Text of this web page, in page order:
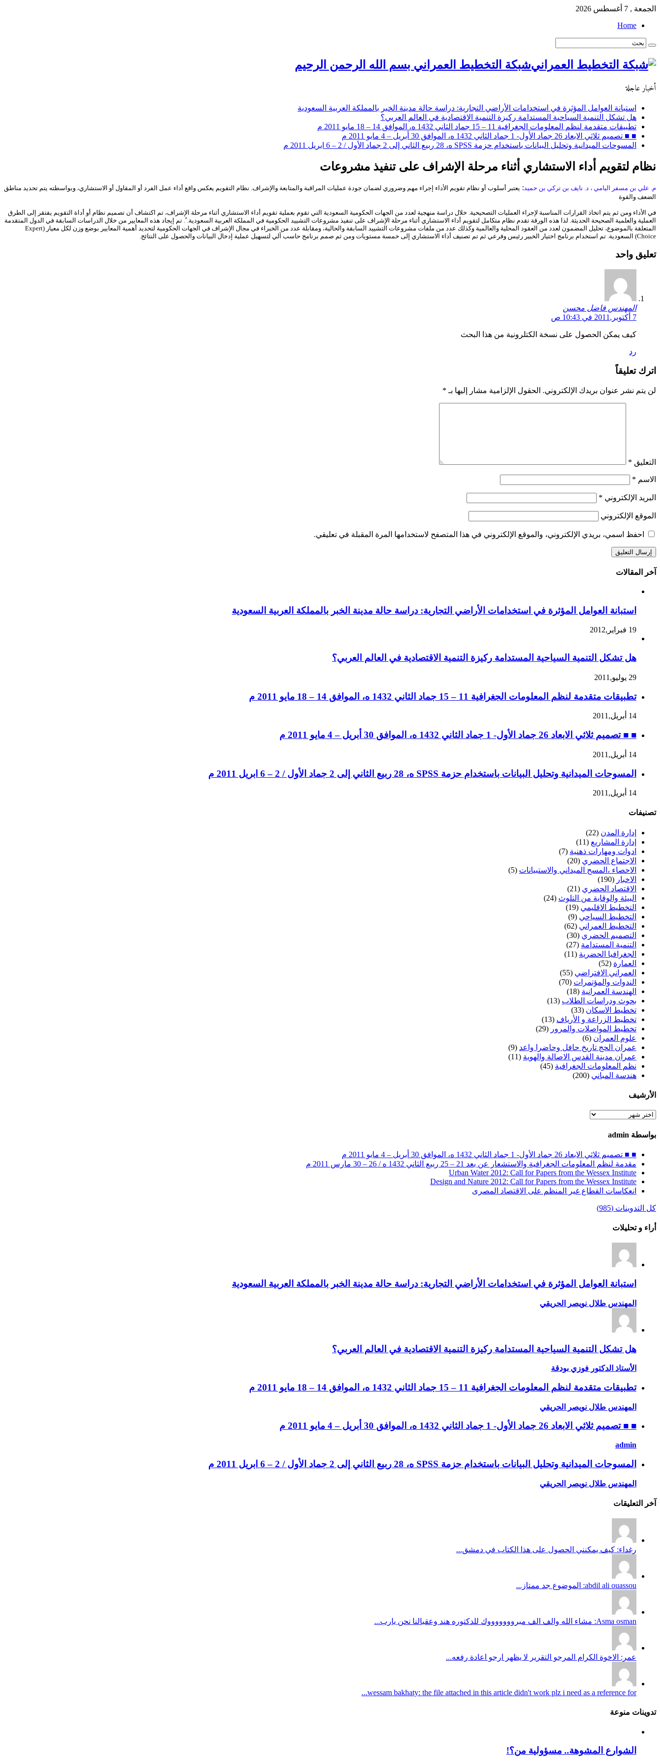
الجمعة , 7 أغسطس 2026
Home
شبكة التخطيط العمراني بسم الله الرحمن الرحيم
أخبار عاجلة
استبانة العوامل المؤثرة في استخدامات الأراضي التجارية: دراسة حالة مدينة الخبر بالمملكة العربية السعودية
هل تشكل التنمية السياحية المستدامة ركيزة التنمية الاقتصادية في العالم العربي؟
تطبيقات متقدمة لنظم المعلومات الجغرافية 11 – 15 جماد الثاني 1432 ه، الموافق 14 – 18 مايو 2011 م
■ ■ تصميم ثلاثي الابعاد 26 جماد الأول- 1 جماد الثاني 1432 ه، الموافق 30 أبريل – 4 مايو 2011 م
المسوحات الميدانية وتحليل البيانات باستخدام حزمة SPSS ه، 28 ربيع الثاني إلى 2 جماد الأول / 2 – 6 ابريل 2011 م
نظام لتقويم أداء الاستشاري أثناء مرحلة الإشراف على تنفيذ مشروعات
م علي بن مسفر اليامي ، د نايف بن تركي بن حميد : يعتبر أسلوب أو نظام تقويم الأداء إجراء مهم وضروري لضمان جودة عمليات المراقبة والمتابعة والإشراف نظام التقويم يعكس واقع أداء عمل الفرد أو المقاول أو الاستشاري، وبواسطته يتم تحديد مناطق
الضعف والقوة
في الأداء ومن ثم يتم اتخاذ القرارات المناسبة لإجراء العمليات التصحيحية خلال دراسة منهجية لعدد من الجهات الحكومية السعودية التي تقوم بعملية تقويم أداء الاستشاري أثناء مرحلة الإشراف، تم اكتشاف أن تصميم نظام أو أداة التقويم يفتقر إلى الطرق
العملية والعلمية الصحيحة الحديثة لذا هذه الورقة تقدم نظام متكامل لتقويم أداء الاستشاري أثناء مرحلة الإشراف على تنفيذ مشروعات التشييد الحكومية في المملكة العربية السعودية . تم إيجاد هذه المعايير من خلال الدراسات السابقة في الدول المتقدمة
المتعلقة بالموضوع، تحليل المضمون لعدد من العقود المحلية والعالمية وكذلك عدد من ملفات مشروعات التشييد السابقة والحالية، ومقابلة عدد من الخبراء في مجال الإشراف في الجهات الحكومية لتحديد أهمية المعايير بوضع وزن لكل معيار
(Expert
Choice) السعودية تم استخدام برنامج اختيار الخبير رئيس وفرعي ثم تم تصنيف أداء الاستشاري إلى خمسة مستويات ومن ثم صمم برنامج حاسب آلي لتسهيل عملية إدخال البيانات والحصول على النتائج
تعليق واحد
المهندس فاضل محسن
7 أكتوبر,2011 في 10:43 ص
كيف يمكن الحصول على نسخة الكتلرونية من هذا البحث
رد
اترك تعليقاً
لن يتم نشر عنوان بريدك الإلكتروني. الحقول الإلزامية مشار إليها بـ *
التعليق *
الاسم *
البريد الإلكتروني *
الموقع الإلكتروني
احفظ اسمي، بريدي الإلكتروني، والموقع الإلكتروني في هذا المتصفح لاستخدامها المرة المقبلة في تعليقي.
آخر المقالات
استبانة العوامل المؤثرة في استخدامات الأراضي التجارية: دراسة حالة مدينة الخبر بالمملكة العربية السعودية
19 فبراير,2012
هل تشكل التنمية السياحية المستدامة ركيزة التنمية الاقتصادية في العالم العربي؟
29 يوليو,2011
تطبيقات متقدمة لنظم المعلومات الجغرافية 11 – 15 جماد الثاني 1432 ه، الموافق 14 – 18 مايو 2011 م
14 أبريل,2011
■ ■ تصميم ثلاثي الابعاد 26 جماد الأول- 1 جماد الثاني 1432 ه، الموافق 30 أبريل – 4 مايو 2011 م
14 أبريل,2011
المسوحات الميدانية وتحليل البيانات باستخدام حزمة SPSS ه، 28 ربيع الثاني إلى 2 جماد الأول / 2 – 6 ابريل 2011 م
14 أبريل,2011
تصنيفات
إدارة المدن (22)
إدارة المشاريع (11)
ادوات ومهارات ذهنية (7)
الاجتماع الحضري (20)
الاحصاء ،المسح الميداني والاستبيانات (5)
الاخبار (190)
الاقتصاد الحضري (21)
البيئة والوقاية من التلوث (24)
التخطيط الاقليمي (19)
التخطيط السياحي (9)
التخطيط العمراني (62)
التصميم الحضري (30)
التنمية المستدامة (27)
الجغرافيا الحضرية (11)
العمارة (52)
العمراني الافتراضي (55)
الندوات والمؤتمرات (70)
الهندسة العمرانية (18)
بحوث ودراسات الطلاب (13)
تخطيط الاسكان (33)
تخطيط الزراعة و الأرياف (13)
تخطيط المواصلات والمرور (29)
علوم العمران (6)
عمران الحج تاريخ حافل وحاضرا واعد (9)
عمران مدينة القدس الاصالة والهوية (11)
نظم المعلومات الجغرافية (45)
هندسة المباني (200)
الأرشيف
الأرشيف
بواسطة admin
■ ■ تصميم ثلاثي الابعاد 26 جماد الأول- 1 جماد الثاني 1432 ه، الموافق 30 أبريل – 4 مايو 2011 م
مقدمة لنظم المعلومات الجغرافية والاستشعار عن بعد 21 – 25 ربيع الثاني 1432 ه / 26 – 30 مارس 2011 م
Urban Water 2012: Call for Papers from the Wessex Institute
Design and Nature 2012: Call for Papers from the Wessex Institute‏
انعكاسات القطاع غير المنظم على الاقتصاد المصرى
كل التدوينات (985)
أراء و تحليلات
استبانة العوامل المؤثرة في استخدامات الأراضي التجارية: دراسة حالة مدينة الخبر بالمملكة العربية السعودية
المهندس طلال نويصر الحريقي
هل تشكل التنمية السياحية المستدامة ركيزة التنمية الاقتصادية في العالم العربي؟
الأستاذ الدكتور فوزي بودقة
تطبيقات متقدمة لنظم المعلومات الجغرافية 11 – 15 جماد الثاني 1432 ه، الموافق 14 – 18 مايو 2011 م
المهندس طلال نويصر الحريقي
■ ■ تصميم ثلاثي الابعاد 26 جماد الأول- 1 جماد الثاني 1432 ه، الموافق 30 أبريل – 4 مايو 2011 م
admin
المسوحات الميدانية وتحليل البيانات باستخدام حزمة SPSS ه، 28 ربيع الثاني إلى 2 جماد الأول / 2 – 6 ابريل 2011 م
المهندس طلال نويصر الحريقي
آخر التعليقات
رغداء: كيف يمكنني الحصول على هذا الكتاب في دمشق...
abdil ali ouassou: الموضوع جد ممتاز...
Asma osman: مشاء الله والف الف مبروووووووك للدكتوره هند وعقبالنا نحن يارب...
عمر: الاخوة الكرام المرجو التقرير لا يظهر ارجو اعادة رفعه...
wessam bakhaty: the file attached in this article didn't work plz i need as a reference for...
تدوينات منوعة
الشوارع المشوهة.. مسؤولية من؟!